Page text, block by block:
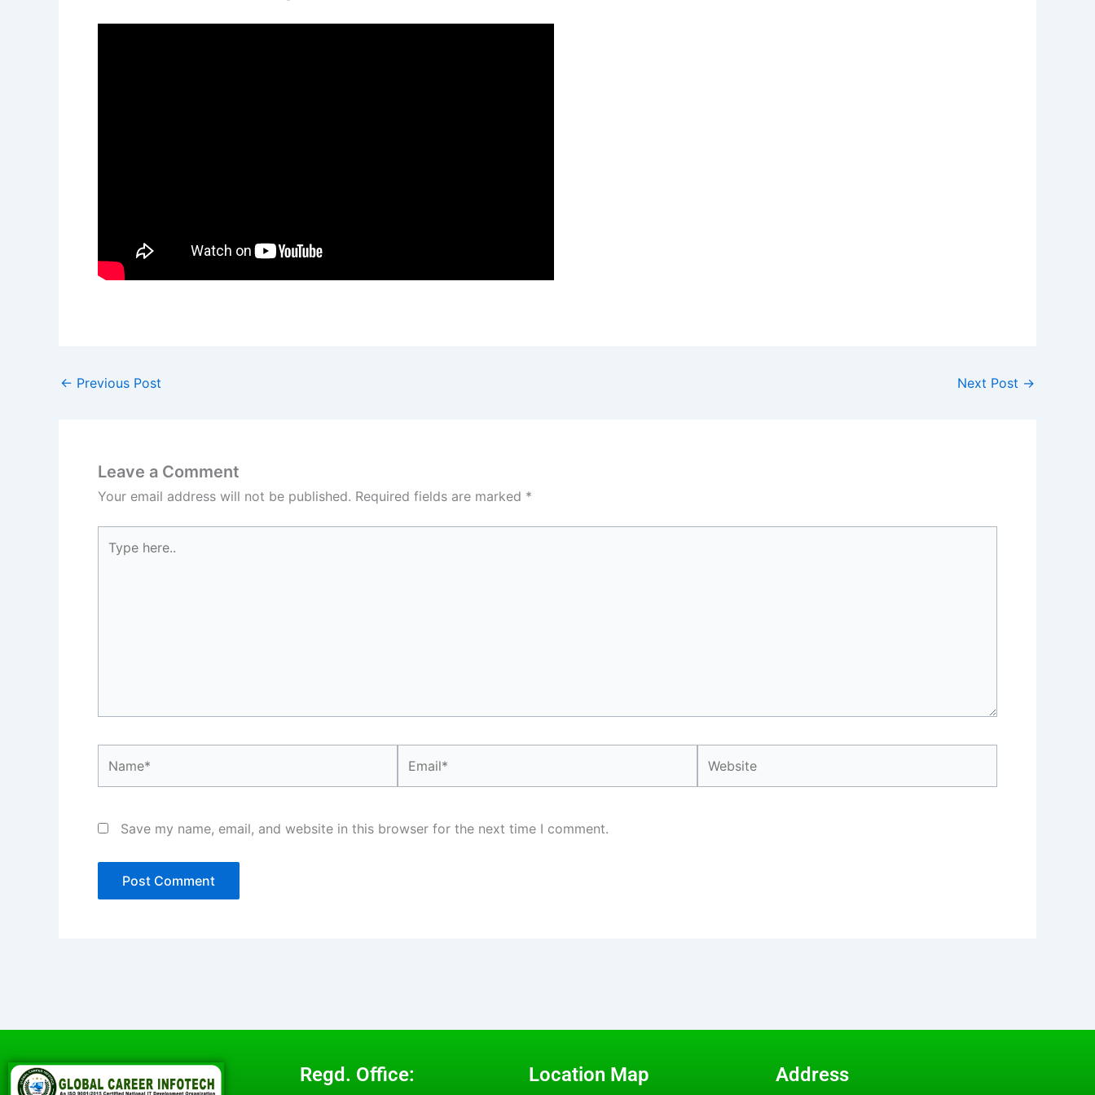
← Previous Post Next Post →
Leave a Comment
Your email address will not be published. Required fields are marked *
here..
Save my name, email, and website in this browser for the next time I comment.
Regd. Office: Location Map Address